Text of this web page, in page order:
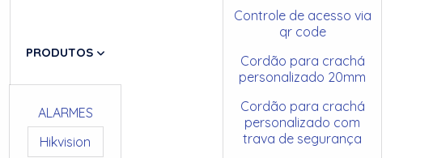
PRODUTOS
ALARMES
Hikvision
Controle de acesso via
qr code
Cordão para crachá
personalizado 20mm
Cordão para crachá
personalizado com
trava de segurança